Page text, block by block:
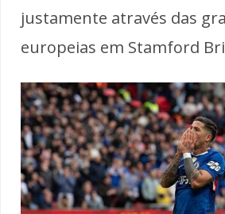
justamente através das
europeias em Stamford